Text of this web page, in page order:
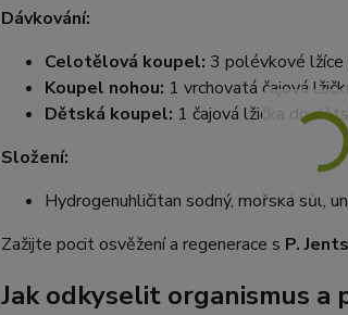
Dávkování:
Celotělová koupel: 3 polévkové
Koupel nohou: 1 vrchovatá čajová
Dětská koupel: 1 čajová lžička do
Složení:
Hydrogenuhličitan sodný, mořská sůl,
Zažijte pocit osvěžení a regenerace s P.
Jak odkyselit organismus a